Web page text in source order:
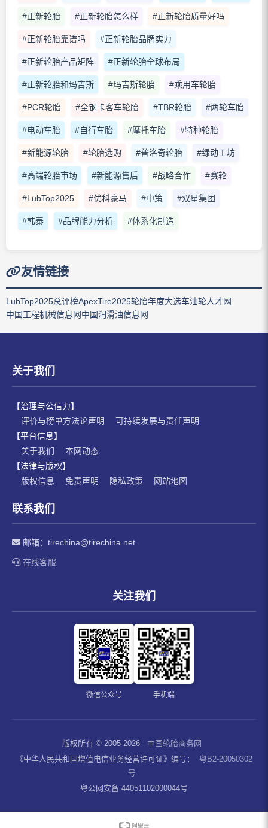
#正新轮胎 #正新轮胎怎么样 #正新轮胎质量好吗
#正新轮胎靠谱吗 #正新轮胎品牌实力
#正新轮胎产品矩阵 #正新轮胎全球布局
#正新轮胎和玛吉斯 #玛吉斯轮胎 #乘用车轮胎
#PCR轮胎 #全钢卡客车轮胎 #TBR轮胎 #两轮车胎
#电动车胎 #自行车胎 #摩托车胎 #特种轮胎
#新能源轮胎 #轮胎选购 #普洛奇轮胎 #绿动工坊
#高端轮胎市场 #新能源售后 #战略合作 #赛轮
#LubTop2025 #优科豪马 #中策 #双星集团
#韩泰 #品牌能力分析 #体系化制造
友情链接
LubTop2025总评榜ApexTire2025轮胎年度大选车油轮人才网
中国工程机械信息网中国润滑油信息网
关于我们
【治理与公信力】
评价与榜单方法论声明
可持续发展与责任声明
【平台信息】
关于我们
本网动态
【法律与版权】
版权信息
免责声明 隐私政策 网站地图
联系我们
邮箱： tirechina@tirechina.net
在线客服
关注我们
微信公众号 手机端
版权所有 © 2005-2026
中国轮胎商务网
《中华人民共和国增值电信业务经营许可证》编号：
粤B2-20050302
号
粤公网安备 44051102000044号